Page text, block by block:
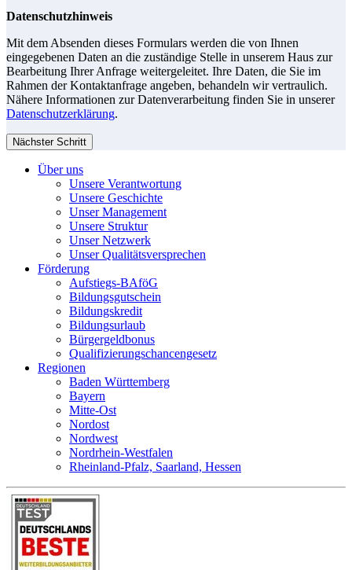
Datenschutzhinweis
Mit dem Absenden dieses Formulars werden die von Ihnen
eingegebenen Daten an die zuständige Stelle in unserem Haus zur
Bearbeitung Ihrer Anfrage weitergeleitet. Ihre Daten, die Sie im
Rahmen der Kontaktanfrage angeben, behandeln wir vertraulich.
Nähere Informationen zur Datenverarbeitung finden Sie in unserer
Datenschutzerklärung.
Nächster Schritt
Über uns
Unsere Verantwortung
Unsere Geschichte
Unser Management
Unsere Struktur
Unser Netzwerk
Unser Qualitätsversprechen
Förderung
Aufstiegs-BAföG
Bildungsgutschein
Bildungskredit
Bildungsurlaub
Bürgergeldbonus
Qualifizierungschancengesetz
Regionen
Baden Württemberg
Bayern
Mitte-Ost
Nordost
Nordwest
Nordrhein-Westfalen
Rheinland-Pfalz, Saarland, Hessen